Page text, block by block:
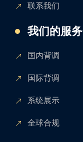
联系我们
我们的服务
国内背调
国际背调
系统展示
全球合规